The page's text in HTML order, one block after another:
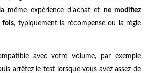
même expérience d’achat et ne modifiez
fois, typiquement la récompense ou la règle
avec votre volume, par exemple
arrêtez le test lorsque vous avez assez de